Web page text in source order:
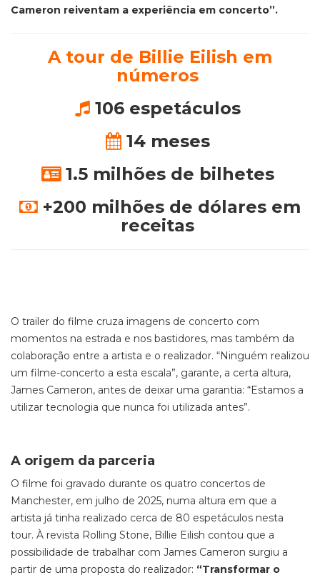
Cameron reiventam a experiência em concerto”.
A tour de Billie Eilish em
números
106 espetáculos
14 meses
1.5 milhões de bilhetes
+200 milhões de dólares em
receitas
O trailer do filme cruza imagens de concerto com
momentos na estrada e nos bastidores, mas também da
colaboração entre a artista e o realizador. “Ninguém realizou
um filme-concerto a esta escala”, garante, a certa altura,
James Cameron, antes de deixar uma garantia: “Estamos a
utilizar tecnologia que nunca foi utilizada antes”.
A origem da parceria
O filme foi gravado durante os quatro concertos de
Manchester, em julho de 2025, numa altura em que a
artista já tinha realizado cerca de 80 espetáculos nesta
tour. À revista Rolling Stone, Billie Eilish contou que a
possibilidade de trabalhar com James Cameron surgiu a
partir de uma proposta do realizador: “Transformar o